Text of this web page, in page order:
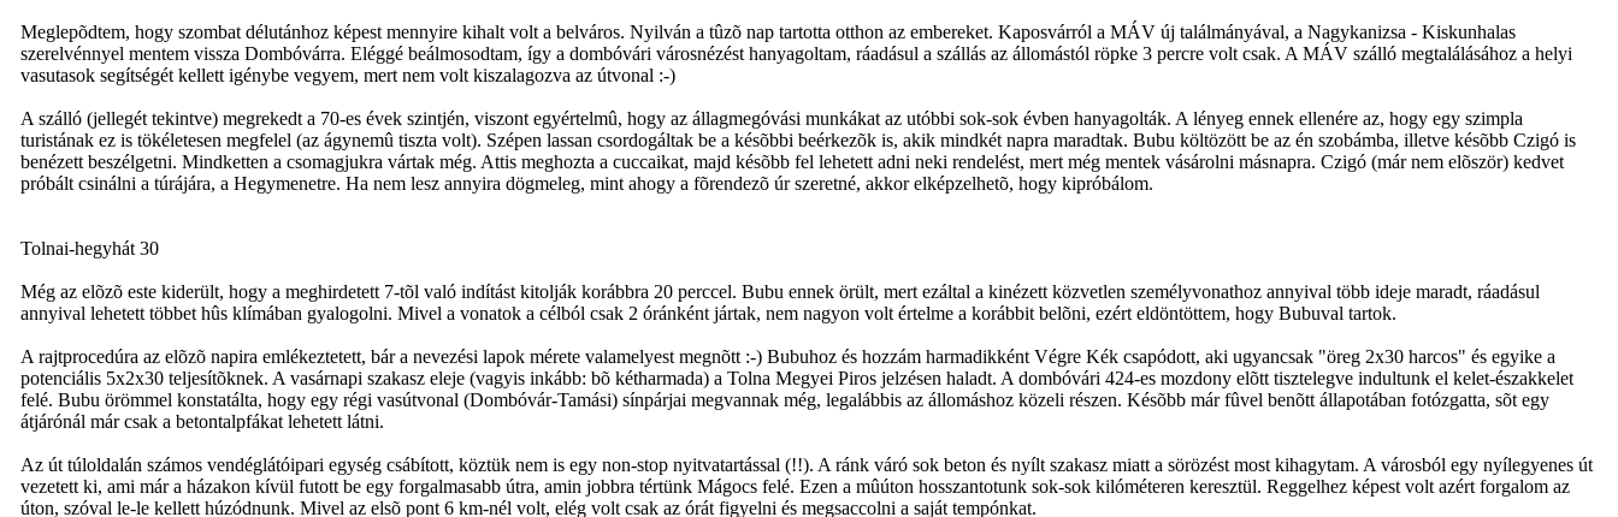
Meglepõdtem, hogy szombat délutánhoz képest mennyire kihalt volt a belváros. Nyilván a tûzõ nap tartotta otthon az embereket. Kaposvárról a MÁV új találmányával, a Nagykanizsa - Kiskunhalas
szerelvénnyel mentem vissza Dombóvárra. Eléggé beálmosodtam, így a dombóvári városnézést hanyagoltam, ráadásul a szállás az állomástól röpke 3 percre volt csak. A MÁV szálló megtalálásához a helyi
vasutasok segítségét kellett igénybe vegyem, mert nem volt kiszalagozva az útvonal :-)
A szálló (jellegét tekintve) megrekedt a 70-es évek szintjén, viszont egyértelmû, hogy az állagmegóvási munkákat az utóbbi sok-sok évben hanyagolták. A lényeg ennek ellenére az, hogy egy szimpla
turistának ez is tökéletesen megfelel (az ágynemû tiszta volt). Szépen lassan csordogáltak be a késõbbi beérkezõk is, akik mindkét napra maradtak. Bubu költözött be az én szobámba, illetve késõbb Czigó is
benézett beszélgetni. Mindketten a csomagjukra vártak még. Attis meghozta a cuccaikat, majd késõbb fel lehetett adni neki rendelést, mert még mentek vásárolni másnapra. Czigó (már nem elõször) kedvet
próbált csinálni a túrájára, a Hegymenetre. Ha nem lesz annyira dögmeleg, mint ahogy a fõrendezõ úr szeretné, akkor elképzelhetõ, hogy kipróbálom.
Tolnai-hegyhát 30
Még az elõzõ este kiderült, hogy a meghirdetett 7-tõl való indítást kitolják korábbra 20 perccel. Bubu ennek örült, mert ezáltal a kinézett közvetlen személyvonathoz annyival több ideje maradt, ráadásul
annyival lehetett többet hûs klímában gyalogolni. Mivel a vonatok a célból csak 2 óránként jártak, nem nagyon volt értelme a korábbit belõni, ezért eldöntöttem, hogy Bubuval tartok.
A rajtprocedúra az elõzõ napira emlékeztetett, bár a nevezési lapok mérete valamelyest megnõtt :-) Bubuhoz és hozzám harmadikként Végre Kék csapódott, aki ugyancsak "öreg 2x30 harcos" és egyike a
potenciális 5x2x30 teljesítõknek. A vasárnapi szakasz eleje (vagyis inkább: bõ kétharmada) a Tolna Megyei Piros jelzésen haladt. A dombóvári 424-es mozdony elõtt tisztelegve indultunk el kelet-északkelet
felé. Bubu örömmel konstatálta, hogy egy régi vasútvonal (Dombóvár-Tamási) sínpárjai megvannak még, legalábbis az állomáshoz közeli részen. Késõbb már fûvel benõtt állapotában fotózgatta, sõt egy
átjárónál már csak a betontalpfákat lehetett látni.
Az út túloldalán számos vendéglátóipari egység csábított, köztük nem is egy non-stop nyitvatartással (!!). A ránk váró sok beton és nyílt szakasz miatt a sörözést most kihagytam. A városból egy nyílegyenes út
vezetett ki, ami már a házakon kívül futott be egy forgalmasabb útra, amin jobbra tértünk Mágocs felé. Ezen a mûúton hosszantotunk sok-sok kilóméteren keresztül. Reggelhez képest volt azért forgalom az
úton, szóval le-le kellett húzódnunk. Mivel az elsõ pont 6 km-nél volt, elég volt csak az órát figyelni és megsaccolni a saját tempónkat.